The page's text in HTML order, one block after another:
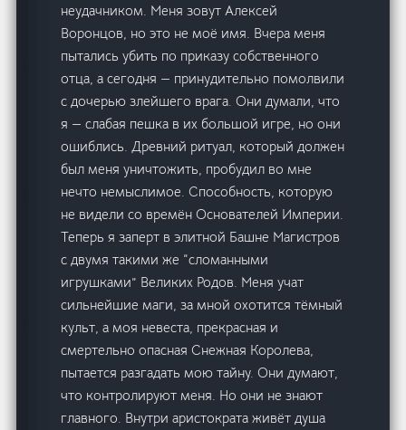
неудачником. Меня зовут Алексей
Воронцов, но это не моё имя. Вчера меня
пытались убить по приказу собственного
отца, а сегодня — принудительно помолвили
с дочерью злейшего врага. Они думали, что
я — слабая пешка в их большой игре, но они
ошиблись. Древний ритуал, который должен
был меня уничтожить, пробудил во мне
нечто немыслимое. Способность, которую
не видели со времён Основателей Империи.
Теперь я заперт в элитной Башне Магистров
с двумя такими же “сломанными
игрушками” Великих Родов. Меня учат
сильнейшие маги, за мной охотится тёмный
культ, а моя невеста, прекрасная и
смертельно опасная Снежная Королева,
пытается разгадать мою тайну. Они думают,
что контролируют меня. Но они не знают
главного. Внутри аристократа живёт душа